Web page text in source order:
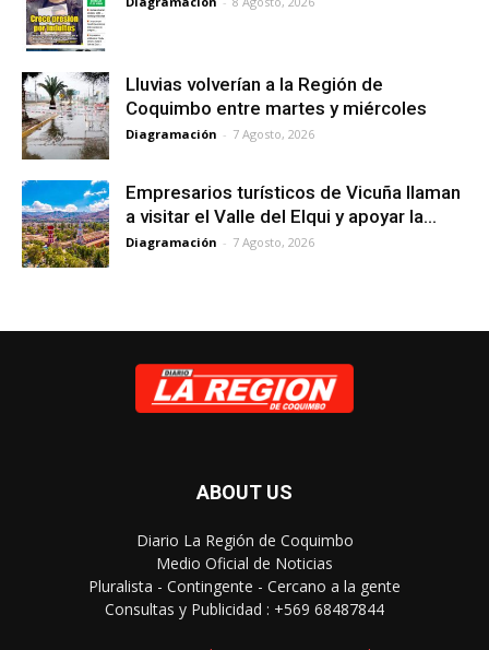
Lluvias volverían a la Región de
Coquimbo entre martes y miércoles
Diagramación - 7 Agosto, 2026
Empresarios turísticos de Vicuña llaman
a visitar el Valle del Elqui y apoyar la...
Diagramación - 7 Agosto, 2026
ABOUT US
Diario La Región de Coquimbo
Medio Oficial de Noticias
Pluralista - Contingente - Cercano a la gente
Consultas y Publicidad : +569 68487844